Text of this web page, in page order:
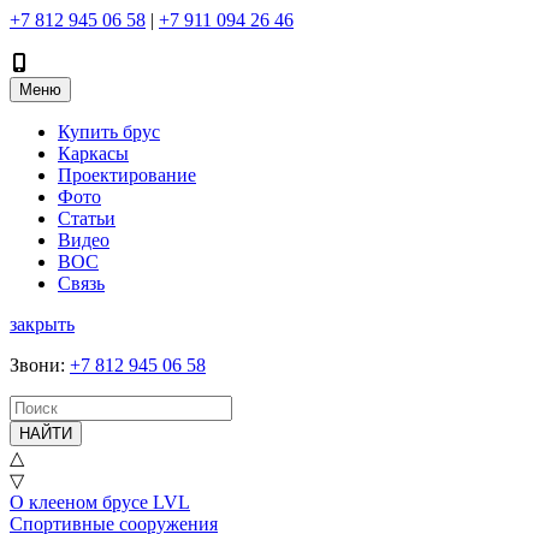
+7 812 945 06 58 | +7 911 094 26 46
Меню
Купить брус
Каркасы
Проектирование
Фото
Статьи
Видео
ВОС
Связь
закрыть
Звони: +7 812 945 06 58
НАЙТИ
△
▽
О клееном брусе LVL
Спортивные сооружения